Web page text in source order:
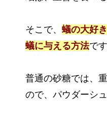
そこで、 蟻の大好
蟻に与える方法です
普通の砂糖では、
ので、パウダーシ